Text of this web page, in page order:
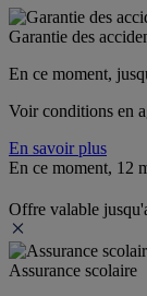
Garantie des
En ce moment,
Voir conditions en
En savoir plus
En ce moment, 12
Offre valable
Assurance scolaire